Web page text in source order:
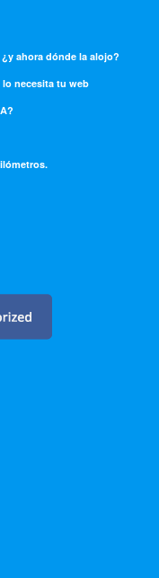
ahora dónde la alojo?
necesita tu web